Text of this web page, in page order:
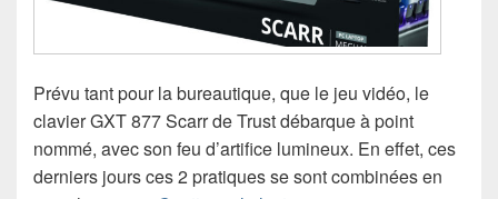
Prévu tant pour la bureautique, que le jeu vidéo, le
clavier GXT 877 Scarr de Trust débarque à point
nommé, avec son feu d’artifice lumineux. En effet, ces
derniers jours ces 2 pratiques se sont combinées en